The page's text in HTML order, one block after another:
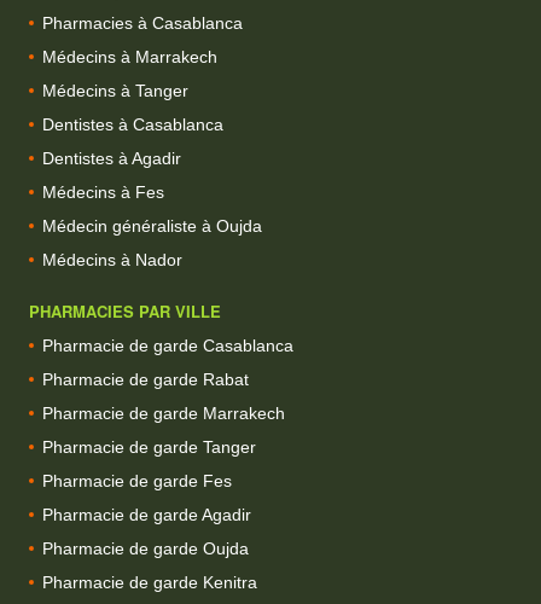
Pharmacies à Casablanca
Médecins à Marrakech
Médecins à Tanger
Dentistes à Casablanca
Dentistes à Agadir
Médecins à Fes
Médecin généraliste à Oujda
Médecins à Nador
PHARMACIES PAR VILLE
Pharmacie de garde Casablanca
Pharmacie de garde Rabat
Pharmacie de garde Marrakech
Pharmacie de garde Tanger
Pharmacie de garde Fes
Pharmacie de garde Agadir
Pharmacie de garde Oujda
Pharmacie de garde Kenitra